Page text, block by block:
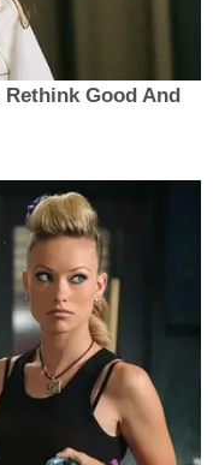
Rethink Good And